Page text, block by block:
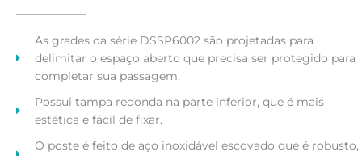
As grades da série DSSP6002 são projetadas para
delimitar o espaço aberto que precisa ser protegido para
completar sua passagem.
Possui tampa redonda na parte inferior, que é mais
estética e fácil de fixar.
O poste é feito de aço inoxidável escovado que é robusto,